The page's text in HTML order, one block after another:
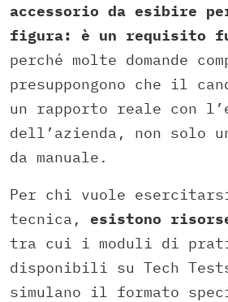
accessorio da esibire
figura: è un requisito
perché molte domande
presuppongono che il
un rapporto reale con
dell’azienda, non solo
da manuale.
Per chi vuole
tecnica, esistono
tra cui i moduli di
disponibili su Tech
simulano il formato